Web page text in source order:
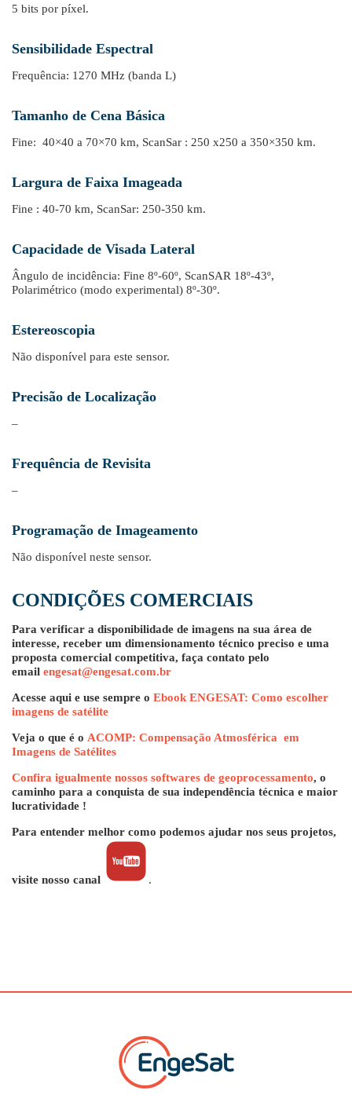
5 bits por píxel.
Sensibilidade Espectral
Frequência: 1270 MHz (banda L)
Tamanho de Cena Básica
Fine: 40×40 a 70×70 km, ScanSar : 250 x250 a 350×350 km.
Largura de Faixa Imageada
Fine : 40-70 km, ScanSar: 250-350 km.
Capacidade de Visada Lateral
Ângulo de incidência: Fine 8º-60º, ScanSAR 18º-43º,
Polarimétrico (modo experimental) 8º-30º.
Estereoscopia
Não disponível para este sensor.
Precisão de Localização
–
Frequência de Revisita
–
Programação de Imageamento
Não disponível neste sensor.
CONDIÇÕES COMERCIAIS
Para verificar a disponibilidade de imagens na sua área de
interesse, receber um dimensionamento técnico preciso e uma
proposta comercial competitiva, faça contato pelo
email engesat@engesat.com.br
Acesse aqui e use sempre o Ebook ENGESAT: Como escolher
imagens de satélite
Veja o que é o ACOMP: Compensação Atmosférica em
Imagens de Satélites
Confira igualmente nossos softwares de geoprocessamento, o
caminho para a conquista de sua independência técnica e maior
lucratividade !
Para entender melhor como podemos ajudar nos seus projetos,
visite nosso canal .